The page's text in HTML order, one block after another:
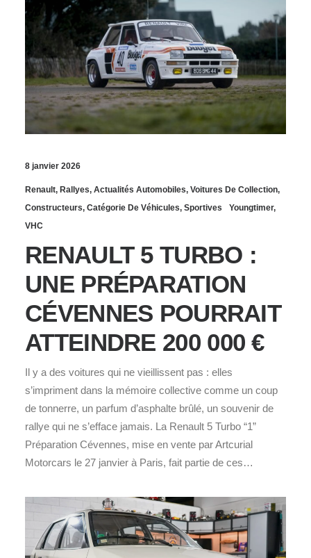
8 janvier 2026
Renault, Rallyes, Actualités Automobiles, Voitures De Collection,
Constructeurs, Catégorie De Véhicules, Sportives Youngtimer,
VHC
RENAULT 5 TURBO :
UNE PRÉPARATION
CÉVENNES POURRAIT
ATTEINDRE 200 000 €
Il y a des voitures qui ne vieillissent pas : elles
s’impriment dans la mémoire collective comme un coup
de tonnerre, un parfum d’asphalte brûlé, un souvenir de
rallye qui ne s’efface jamais. La Renault 5 Turbo “1”
Préparation Cévennes, mise en vente par Artcurial
Motorcars le 27 janvier à Paris, fait partie de ces…